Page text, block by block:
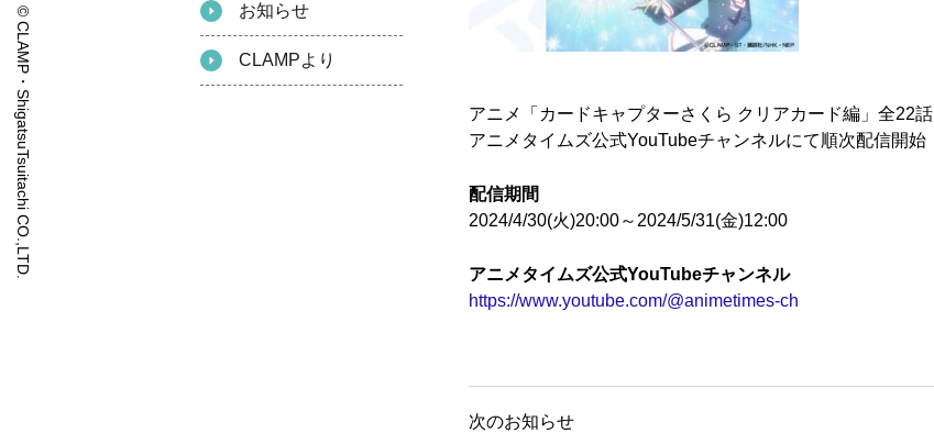
© CLAMP・ShigatsuTsuitachi CO.,LTD.
アニメ「カードキャプターさくら クリアカード編」全22話
アニメタイムズ公式YouTubeチャンネルにて順次配信開始
配信期間
2024/4/30(火)20:00～2024/5/31(金)12:00
アニメタイムズ公式YouTubeチャンネル
https://www.youtube.com/@animetimes-ch
次のお知らせ
お知らせ
CLAMPより